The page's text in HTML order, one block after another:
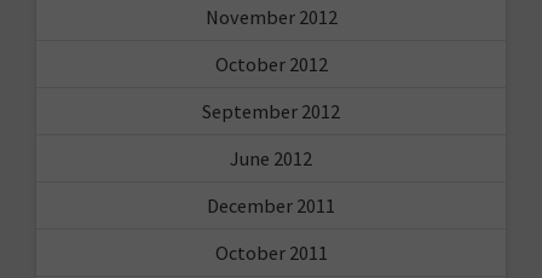
November 2012
October 2012
September 2012
June 2012
December 2011
October 2011